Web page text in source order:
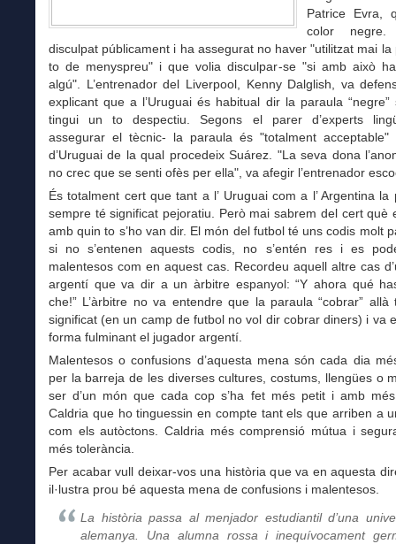
Patrice Evra,
color
disculpat públicament i ha assegurat no haver "utilitzat mai la
to de menyspreu" i que volia disculpar-se "si amb això
algú". L’entrenador del Liverpool, Kenny Dalglish, va
explicant que a l’Uruguai és habitual dir la paraula “negre”
tingui un to despectiu. Segons el parer d’experts
assegurar el tècnic- la paraula és "totalment
d’Uruguai de la qual procedeix Suárez. "La seva dona
no crec que se senti ofès per ella", va afegir l’entrenador
És totalment cert que tant a l’ Uruguai com a l’ Argentina la
sempre té significat pejoratiu. Però mai sabrem del cert què
amb quin to s’ho van dir. El món del futbol té uns codis molt
si no s’entenen aquests codis, no s’entén res i es
malentesos com en aquest cas. Recordeu aquell altre cas
argentí que va dir a un àrbitre espanyol: “Y ahora qué
che!” L’àrbitre no va entendre que la paraula “cobrar”
significat (en un camp de futbol no vol dir cobrar diners) i va
forma fulminant el jugador argentí.
Malentesos o confusions d’aquesta mena són cada dia
per la barreja de les diverses cultures, costums, llengües o
ser d’un món que cada cop s’ha fet més petit i amb
Caldria que ho tinguessin en compte tant els que arriben a
com els autòctons. Caldria més comprensió mútua i
més tolerància.
Per acabar vull deixar-vos una història que va en aquesta
il·lustra prou bé aquesta mena de confusions i malentesos.
La història passa al menjador estudiantil d’una
alemanya. Una alumna rossa i inequívocament